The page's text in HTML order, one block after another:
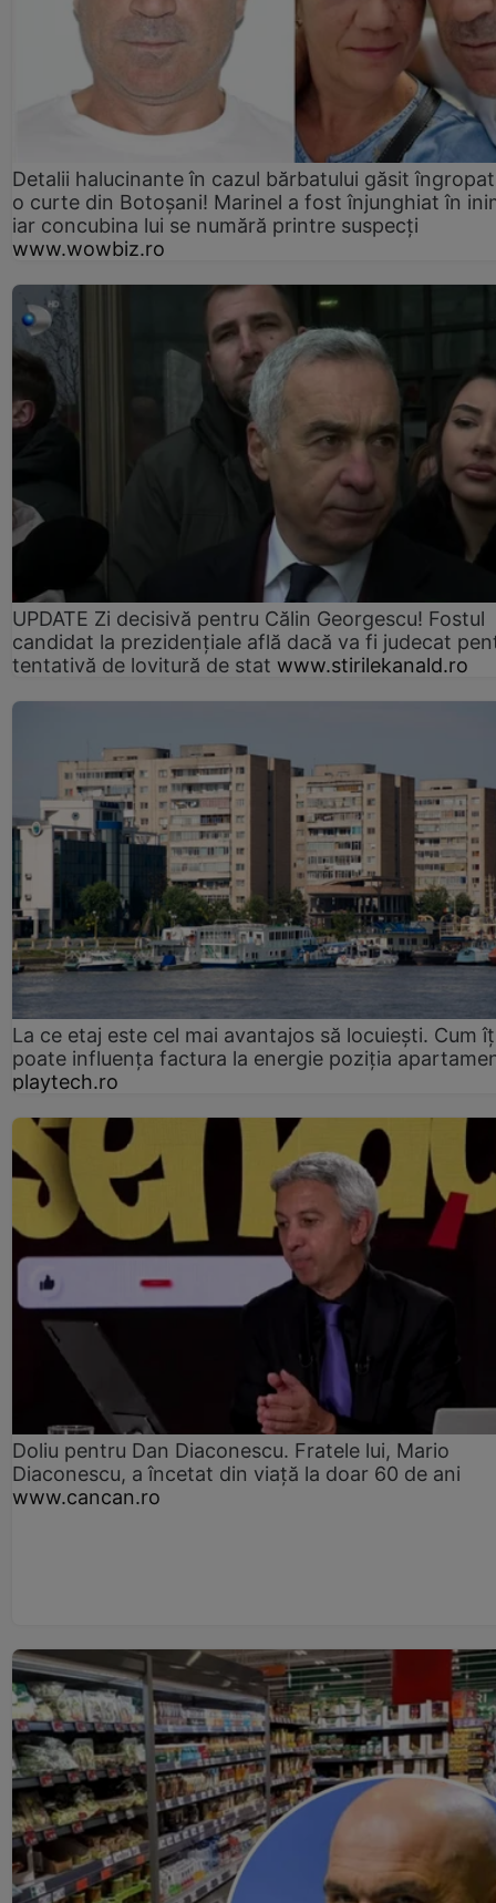
Detalii halucinante în cazul bărbatului găsit
o curte din Botoșani! Marinel a fost înjunghiat în
iar concubina lui se numără printre suspecți
www.wowbiz.ro
UPDATE Zi decisivă pentru Călin Georgescu! Fostul
candidat la prezidențiale află dacă va fi judecat
tentativă de lovitură de stat www.stirilekanald.ro
La ce etaj este cel mai avantajos să locuiești. Cum
poate influența factura la energie poziția
playtech.ro
Doliu pentru Dan Diaconescu. Fratele lui, Mario
Diaconescu, a încetat din viață la doar 60 de ani
www.cancan.ro